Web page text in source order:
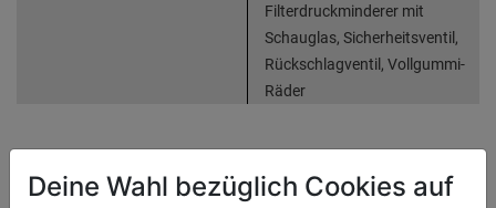
Filterdruckminderer mit
Schauglas, Sicherheitsventil,
Rückschlagventil, Vollgummi-
Räder
Deine Wahl bezüglich Cookies auf